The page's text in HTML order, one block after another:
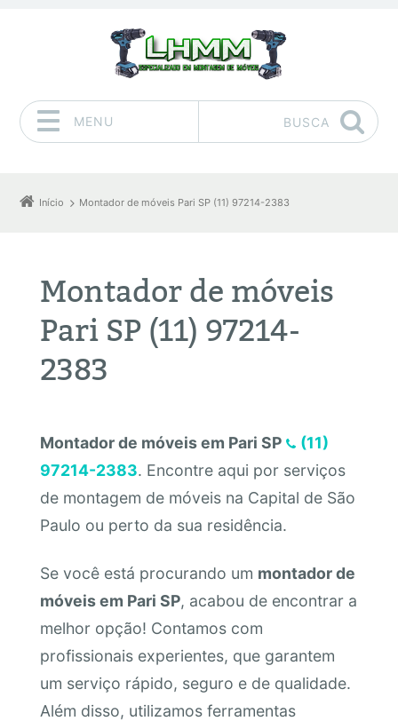
MENU BUSCA
Início Montador de móveis Pari SP (11) 97214-2383
Montador de móveis
Pari SP (11) 97214-
2383
Montador de móveis em Pari SP
(11)
97214-2383. Encontre aqui por serviços
de montagem de móveis na Capital de São
Paulo ou perto da sua residência.
Se você está procurando um montador de
móveis em Pari SP, acabou de encontrar a
melhor opção! Contamos com
profissionais experientes, que garantem
um serviço rápido, seguro e de qualidade.
Além disso, utilizamos ferramentas